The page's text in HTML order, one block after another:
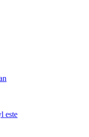
este